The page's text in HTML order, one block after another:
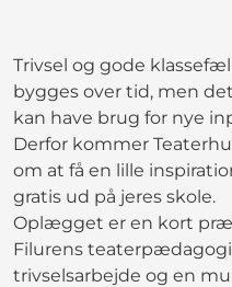
Trivsel og gode
bygges over tid, men
kan have brug for nye
Derfor kommer
om at få en lille
gratis ud på jeres skole.
Oplægget er en kort
Filurens
trivselsarbejde og en